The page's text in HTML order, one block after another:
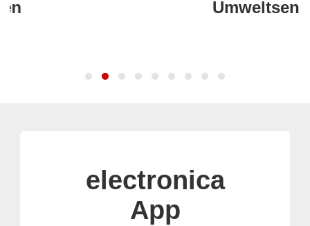
electronica
App